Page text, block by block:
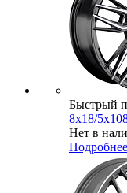
Быстрый
8x18/
Нет в
Подробнее